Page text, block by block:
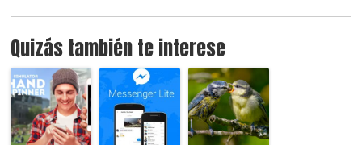
Quizás también te interese